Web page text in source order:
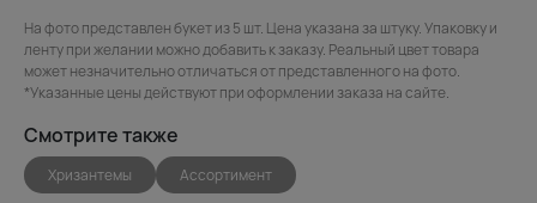
На фото представлен букет из 5 шт. Цена указана за штуку. Упаковку и
ленту при желании можно добавить к заказу. Реальный цвет товара
может незначительно отличаться от представленного на фото.
*Указанные цены действуют при оформлении заказа на сайте.
Смотрите также
Хризантемы Ассортимент